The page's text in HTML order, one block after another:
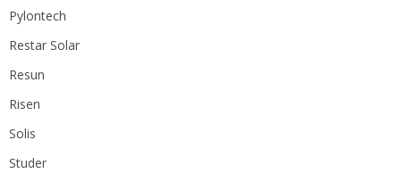
Pylontech
Restar Solar
Resun
Risen
Solis
Studer